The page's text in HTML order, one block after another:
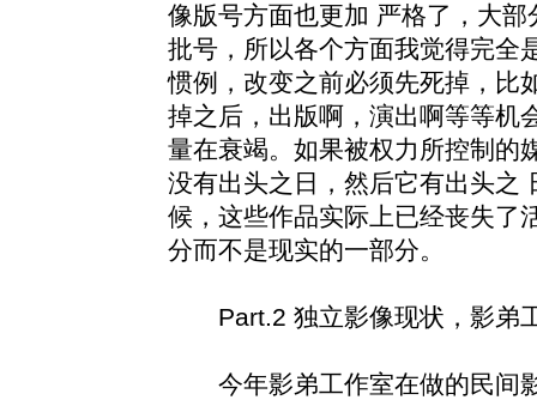
像版号方面也更加 严格了，大
批号，所以各个方面我觉得完全
惯例，改变之前必须先死掉，比
掉之后，出版啊，演出啊等等机
量在衰竭。如果被权力所控制的
没有出头之日，然后它有出头之
候，这些作品实际上已经丧失了
分而不是现实的一部分。
Part.2 独立影像现状，影弟
今年影弟工作室在做的民间